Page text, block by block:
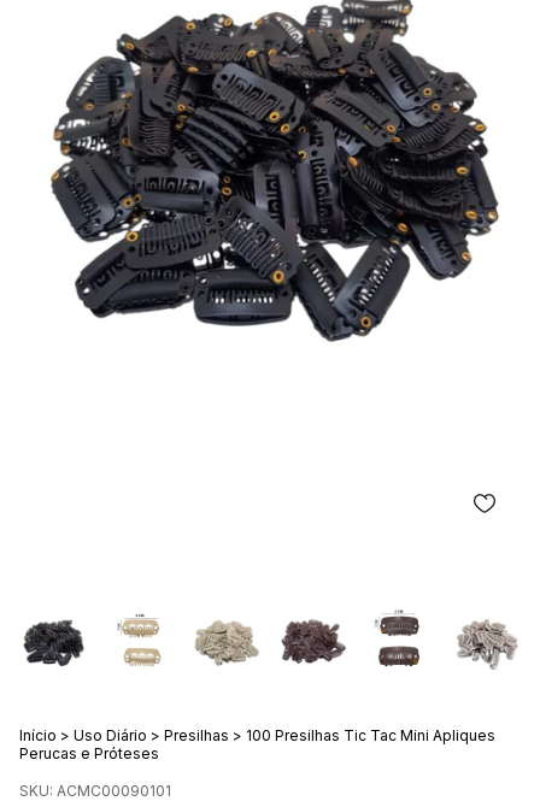
Início > Uso Diário > Presilhas > 100 Presilhas Tic Tac Mini Apliques
Perucas e Próteses
SKU: ACMC00090101